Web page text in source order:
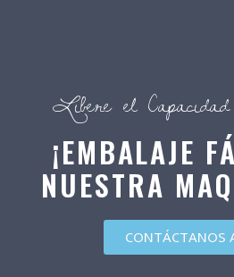
Libere el
¡EMBALAJE
NUESTRA
CONTÁCTANOS